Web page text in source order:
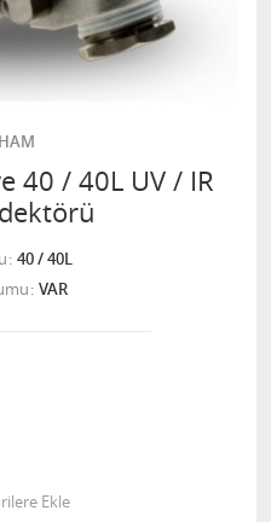
40 / 40L UV / IR
40 / 40L
VAR
Ekle